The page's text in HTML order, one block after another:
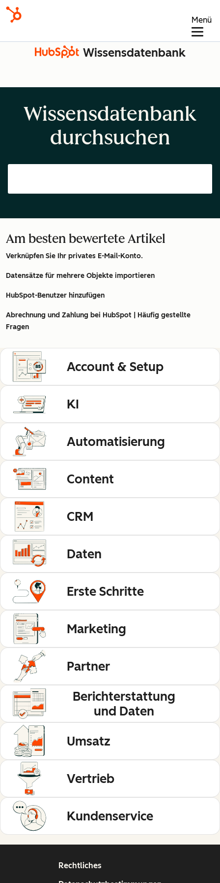
Menü
Wissensdatenbank
Wissensdatenbank
durchsuchen
Am besten bewertete Artikel
Verknüpfen Sie Ihr privates E-Mail-Konto.
Datensätze für mehrere Objekte importieren
HubSpot-Benutzer hinzufügen
Abrechnung und Zahlung bei HubSpot | Häufig gestellte
Fragen
Account & Setup
KI
Automatisierung
Content
CRM
Daten
Erste Schritte
Marketing
Partner
Berichterstattung
und Daten
Umsatz
Vertrieb
Kundenservice
Rechtliches